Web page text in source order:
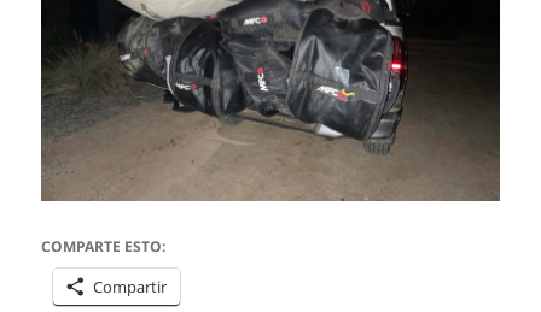
COMPARTE ESTO:
Compartir